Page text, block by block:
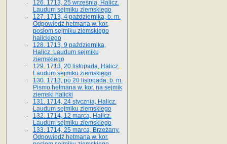
126. 1713, 25 września, Halicz.
Laudum sejmiku ziemskiego
127. 1713, 4 października, b. m.
Odpowiedź hetmana w. kor.
posłom sejmiku ziemskiego
halickiego
128. 1713, 9 października,
Halicz. Laudum sejmiku
ziemskiego
129. 1713, 20 listopada, Halicz.
Laudum sejmiku ziemskiego
130. 1713, po 20 listopada, b. m.
Pismo hetmana w. kor. na sejmik
ziemski halicki
131. 1714, 24 stycznia, Halicz.
Laudum sejmiku ziemskiego
132. 1714, 12 marca, Halicz.
Laudum sejmiku ziemskiego
133. 1714, 25 marca, Brzeżany.
Odpowiedź hetmana w. kor.